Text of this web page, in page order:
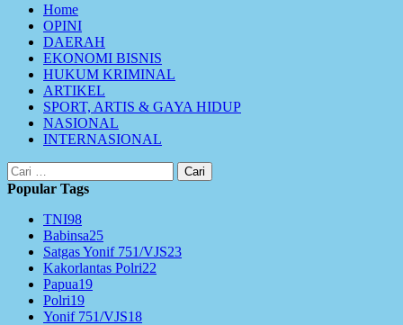
Primary
Menu
Home
OPINI
DAERAH
EKONOMI BISNIS
HUKUM KRIMINAL
ARTIKEL
SPORT, ARTIS & GAYA HIDUP
NASIONAL
INTERNASIONAL
Cari
untuk:
Popular Tags
TNI98
Babinsa25
Satgas Yonif 751/VJS23
Kakorlantas Polri22
Papua19
Polri19
Yonif 751/VJS18